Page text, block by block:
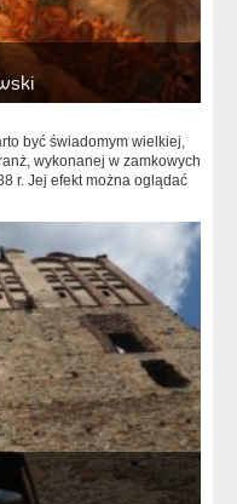
być świadomym wielkiej,
wykonanej w zamkowych
r. Jej efekt można oglądać